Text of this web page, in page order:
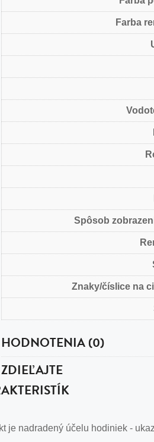
Farba
Spôsob
Znaky/číslice na
HODNOTENIA (0)
ZDIEĽAJTE
nadradený účelu hodiniek -